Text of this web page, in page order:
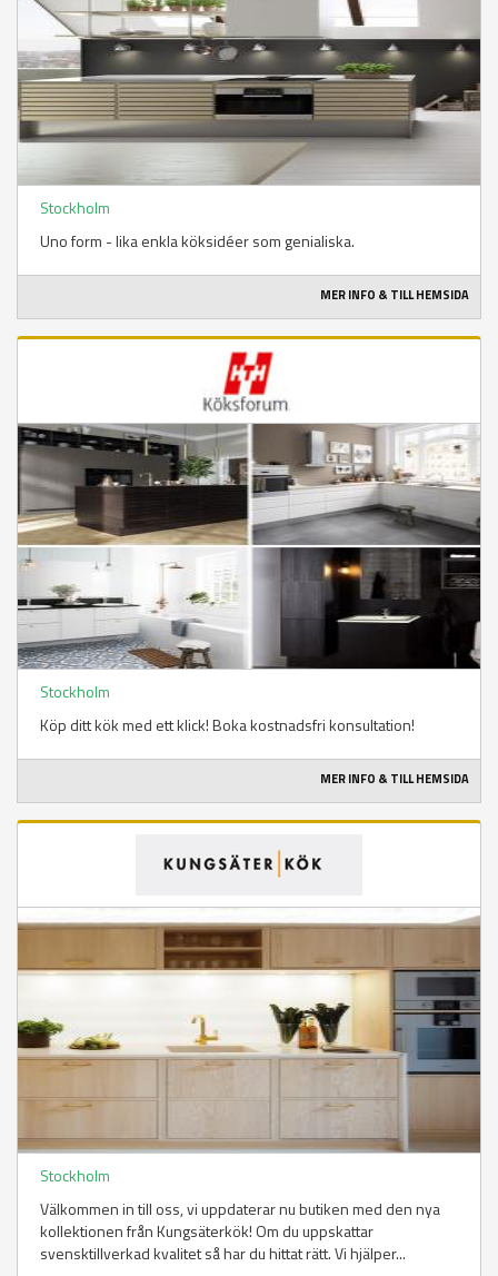
Stockholm
Uno form - lika enkla köksidéer som genialiska.
MER INFO & TILL HEMSIDA
Stockholm
Köp ditt kök med ett klick! Boka kostnadsfri konsultation!
MER INFO & TILL HEMSIDA
Stockholm
Välkommen in till oss, vi uppdaterar nu butiken med den nya
kollektionen från Kungsäterkök! Om du uppskattar
svensktillverkad kvalitet så har du hittat rätt. Vi hjälper...